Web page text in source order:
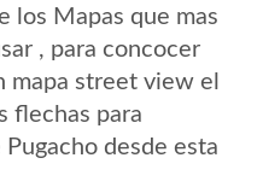
los Mapas que mas
, para concocer
mapa street view el
flechas para
desde esta